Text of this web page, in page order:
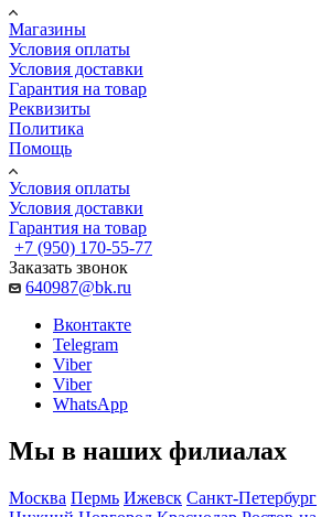
Магазины
Условия оплаты
Условия доставки
Гарантия на товар
Реквизиты
Политика
Помощь
Условия оплаты
Условия доставки
Гарантия на товар
+7 (950) 170-55-77
Заказать звонок
640987@bk.ru
Вконтакте
Telegram
Viber
Viber
WhatsApp
Мы в наших филиалах
Москва Пермь Ижевск Санкт-Петербург